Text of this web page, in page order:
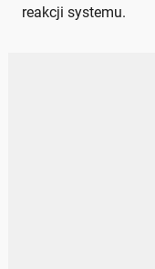
reakcji systemu.